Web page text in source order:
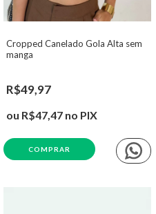
Cropped Canelado Gola Alta sem
manga
R$49,97
ou R$47,47 no PIX
COMPRAR